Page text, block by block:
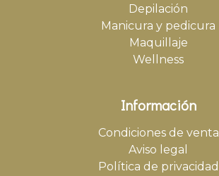
Depilación
Manicura y pedicura
Maquillaje
Wellness
Información
Condiciones de venta
Aviso legal
Política de privacidad